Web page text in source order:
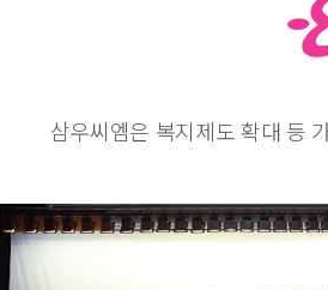
삼우씨엠은 복지제도 확대 등